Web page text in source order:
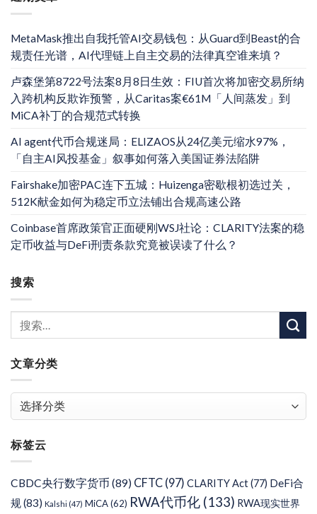
MetaMask推出自我托管AI交易钱包：从Guard到Beast的合
规责任光谱，AI代理链上自主交易的法律真空谁来填？
卢森堡第8722号法案8月8日生效：FIU首次将加密交易所纳
入跨机构反欺诈预警，从Caritas案€61M「人间蒸发」到
MiCA补丁的合规范式转换
AI agent代币合规迷局：ELIZAOS从24亿美元缩水97%，
「自主AI风投基金」叙事如何落入美国证券法陷阱
Fairshake加密PAC连下五城：Huizenga密歇根初选过关，
512K献金如何为稳定币立法铺出合规高速公路
Coinbase首席政策官正面硬刚WSJ社论：CLARITY法案的稳
定币收益与DeFi刑责条款究竟被误读了什么？
搜索
文章分类
类
标签云
CBDC央行数字货币 (89) CFTC (97) CLARITY Act(77) DeFi合
规(83) Kalshi (47) MiCA(62) RWA代币化 (133) RWA现实世界